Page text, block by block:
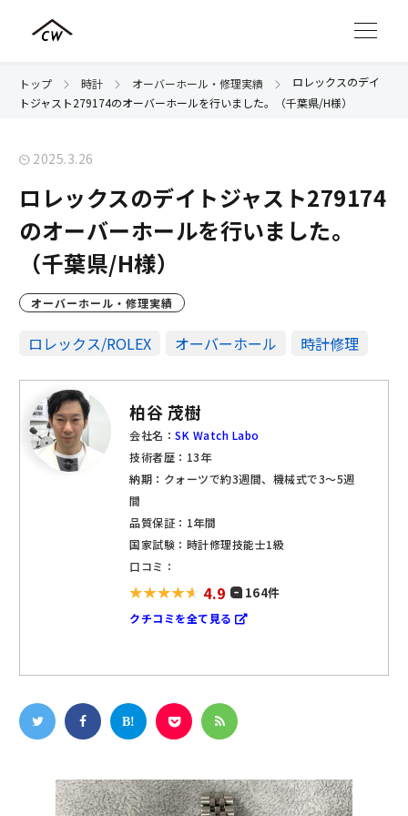
トップ 時計 オーバーホール・修理実績
ロレックスのデイ
トジャスト279174のオーバーホールを行いました。（千葉県/H様）
2025.3.26
ロレックスのデイトジャスト279174
のオーバーホールを行いました。
（千葉県/H様）
オーバーホール・修理実績
ロレックス/ROLEX オーバーホール 時計修理
柏谷 茂樹
会社名：SK Watch Labo
技術者歴：13年
納期：クォーツで約3週間、機械式で3～5週
間
品質保証：1年間
国家試験：時計修理技能士1級
口コミ：
4.9 164件
クチコミを全て見る